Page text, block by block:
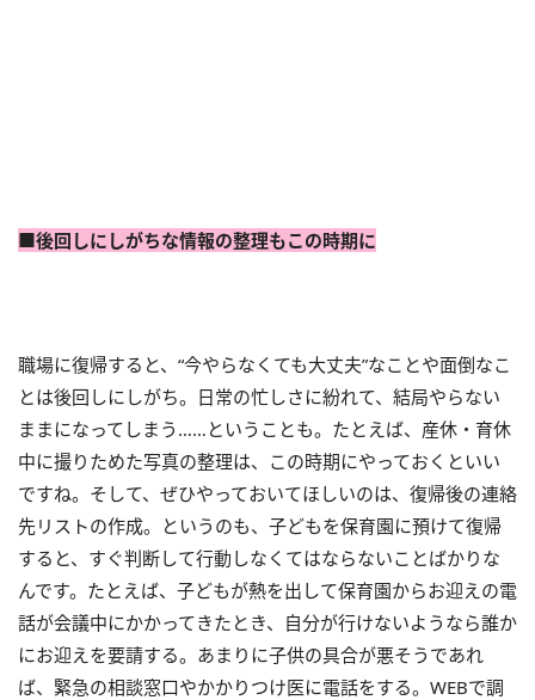
■後回しにしがちな情報の整理もこの時期に
職場に復帰すると、“今やらなくても大丈夫”なことや面倒なこ
とは後回しにしがち。日常の忙しさに紛れて、結局やらない
ままになってしまう……ということも。たとえば、産休・育休
中に撮りためた写真の整理は、この時期にやっておくといい
ですね。そして、ぜひやっておいてほしいのは、復帰後の連絡
先リストの作成。というのも、子どもを保育園に預けて復帰
すると、すぐ判断して行動しなくてはならないことばかりな
んです。たとえば、子どもが熱を出して保育園からお迎えの電
話が会議中にかかってきたとき、自分が行けないようなら誰か
にお迎えを要請する。あまりに子供の具合が悪そうであれ
ば、緊急の相談窓口やかかりつけ医に電話をする。WEBで調